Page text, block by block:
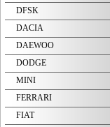
DFSK
DACIA
DAEWOO
DODGE
MINI
FERRARI
FIAT